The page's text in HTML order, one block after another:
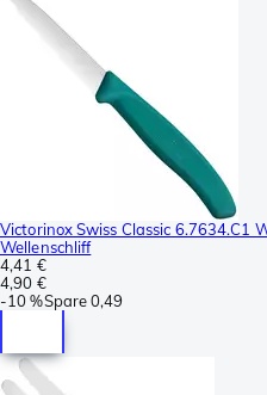
Victorinox Swiss Classic 6.7634.C1
Wellenschliff
4,41 €
4,90 €
-10 %Spare0,49